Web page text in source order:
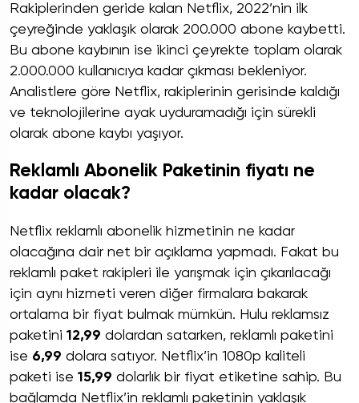
Rakiplerinden geride kalan Netflix, 2022’nin ilk
çeyreğinde yaklaşık olarak 200.000 abone kaybetti.
Bu abone kaybının ise ikinci çeyrekte toplam olarak
2.000.000 kullanıcıya kadar çıkması bekleniyor.
Analistlere göre Netflix, rakiplerinin gerisinde kaldığı
ve teknolojilerine ayak uyduramadığı için sürekli
olarak abone kaybı yaşıyor.
Reklamlı Abonelik Paketinin fiyatı ne
kadar olacak?
Netflix reklamlı abonelik hizmetinin ne kadar
olacağına dair net bir açıklama yapmadı. Fakat bu
reklamlı paket rakipleri ile yarışmak için çıkarılacağı
için aynı hizmeti veren diğer firmalara bakarak
ortalama bir fiyat bulmak mümkün. Hulu reklamsız
paketini 12,99 dolardan satarken, reklamlı paketini
ise 6,99 dolara satıyor. Netflix’in 1080p kaliteli
paketi ise 15,99 dolarlık bir fiyat etiketine sahip. Bu
bağlamda Netflix’in reklamlı paketinin yaklaşık